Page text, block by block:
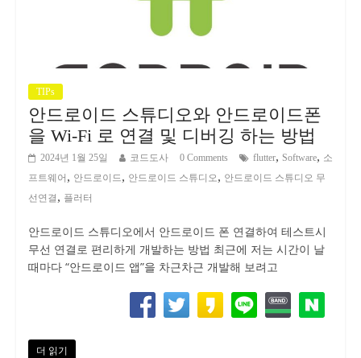
TIPs
안드로이드 스튜디오와 안드로이드폰
을 Wi-Fi 로 연결 및 디버깅 하는 방법
2024년 1월 25일 코드도사 0 Comments flutter, Software, 소
프트웨어 , 안드로이드, 안드로이드 스튜디오, 안드로이드 스튜디오 무
선연결 , 플러터
안드로이드 스튜디오에서 안드로이드 폰 연결하여 테스트시
무선 연결로 편리하게 개발하는 방법 최근에 저는 시간이 날
때마다 “안드로이드 앱”을 차근차근 개발해 보려고
더 읽기